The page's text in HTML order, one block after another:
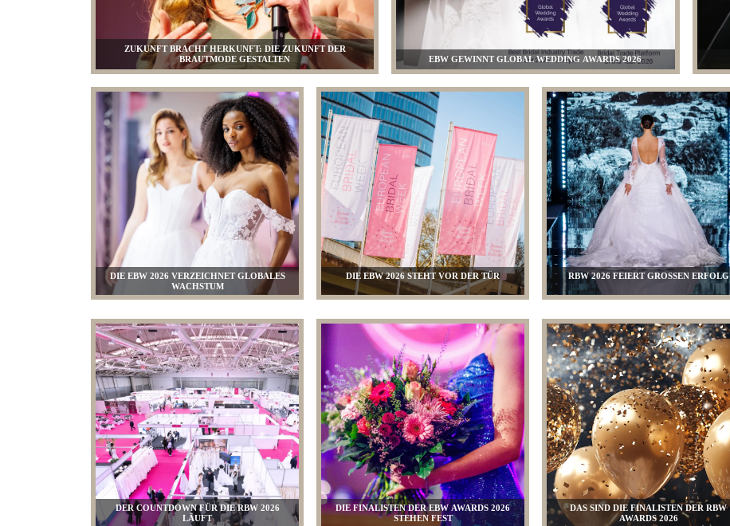
ZUKUNFT BRACHT HERKUNFT: DIE ZUKUNFT DER
BRAUTMODE GESTALTEN
EBW GEWINNT GLOBAL WEDDING AWARDS 2026
DIE EBW 2026 VERZEICHNET GLOBALES
WACHSTUM
DIE EBW 2026 STEHT VOR DER TÜR RBW 2026 FEIERT GROSSEN ERFOLG
DER COUNTDOWN FÜR DIE RBW 2026
LÄUFT
DIE FINALISTEN DER EBW AWARDS 2026
STEHEN FEST
DAS SIND DIE FINALISTEN DER RBW
AWARDS 2026